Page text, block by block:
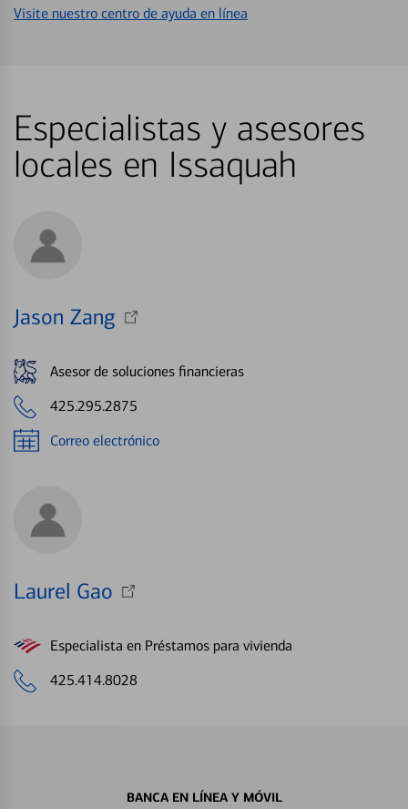
Visite nuestro centro de ayuda en línea
Especialistas y asesores
locales en Issaquah
Jason Zang
Asesor de soluciones financieras
425.295.2875
Correo electrónico
Laurel Gao
Especialista en Préstamos para vivienda
425.414.8028
BANCA EN LÍNEA Y MÓVIL